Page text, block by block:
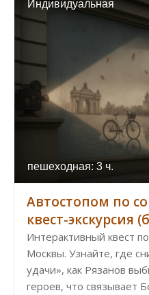
Индивидуальная
пешеходная: 3 ч.
Автостопом по
квест-экскурсия
Интерактивный квест
Москвы. Узнайте, где
удачи», как Рязанов
героев, что связывает